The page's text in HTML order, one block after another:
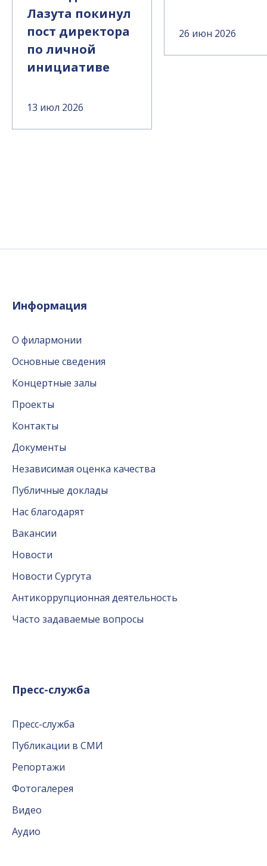
Лазута покинул
пост директора
по личной
инициативе
13 июл 2026
26 июн 2026
Информация
О филармонии
Основные сведения
Концертные залы
Проекты
Контакты
Документы
Независимая оценка качества
Публичные доклады
Нас благодарят
Вакансии
Новости
Новости Сургута
Антикоррупционная деятельность
Часто задаваемые вопросы
Пресс-служба
Пресс-служба
Публикации в СМИ
Репортажи
Фотогалерея
Видео
Аудио